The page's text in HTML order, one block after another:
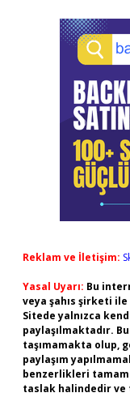
Reklam ve İletişim:
Yasal Uyarı: Bu
veya şahıs şirketi
Sitede yalnızca
paylaşılmaktadır.
taşımamakta olup,
paylaşım
benzerlikleri
taslak halindedir ve